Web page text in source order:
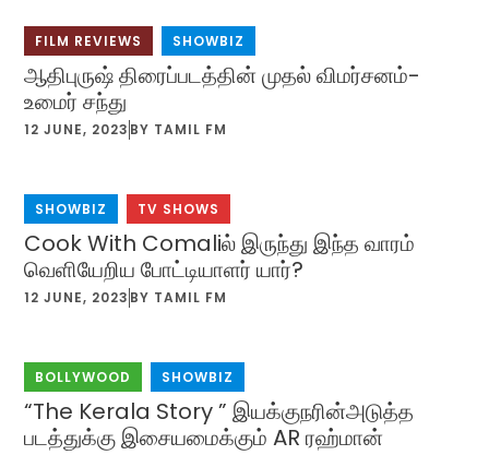
FILM REVIEWS SHOWBIZ
ஆதிபுருஷ் திரைப்படத்தின் முதல் விமர்சனம்-
உமைர் சந்து
12 JUNE, 2023 BY TAMIL FM
SHOWBIZ TV SHOWS
Cook With Comaliல் இருந்து இந்த வாரம்
வெளியேறிய போட்டியாளர் யார்?
12 JUNE, 2023 BY TAMIL FM
BOLLYWOOD SHOWBIZ
“The Kerala Story ” இயக்குநரின்அடுத்த
படத்துக்கு இசையமைக்கும் AR ரஹ்மான்